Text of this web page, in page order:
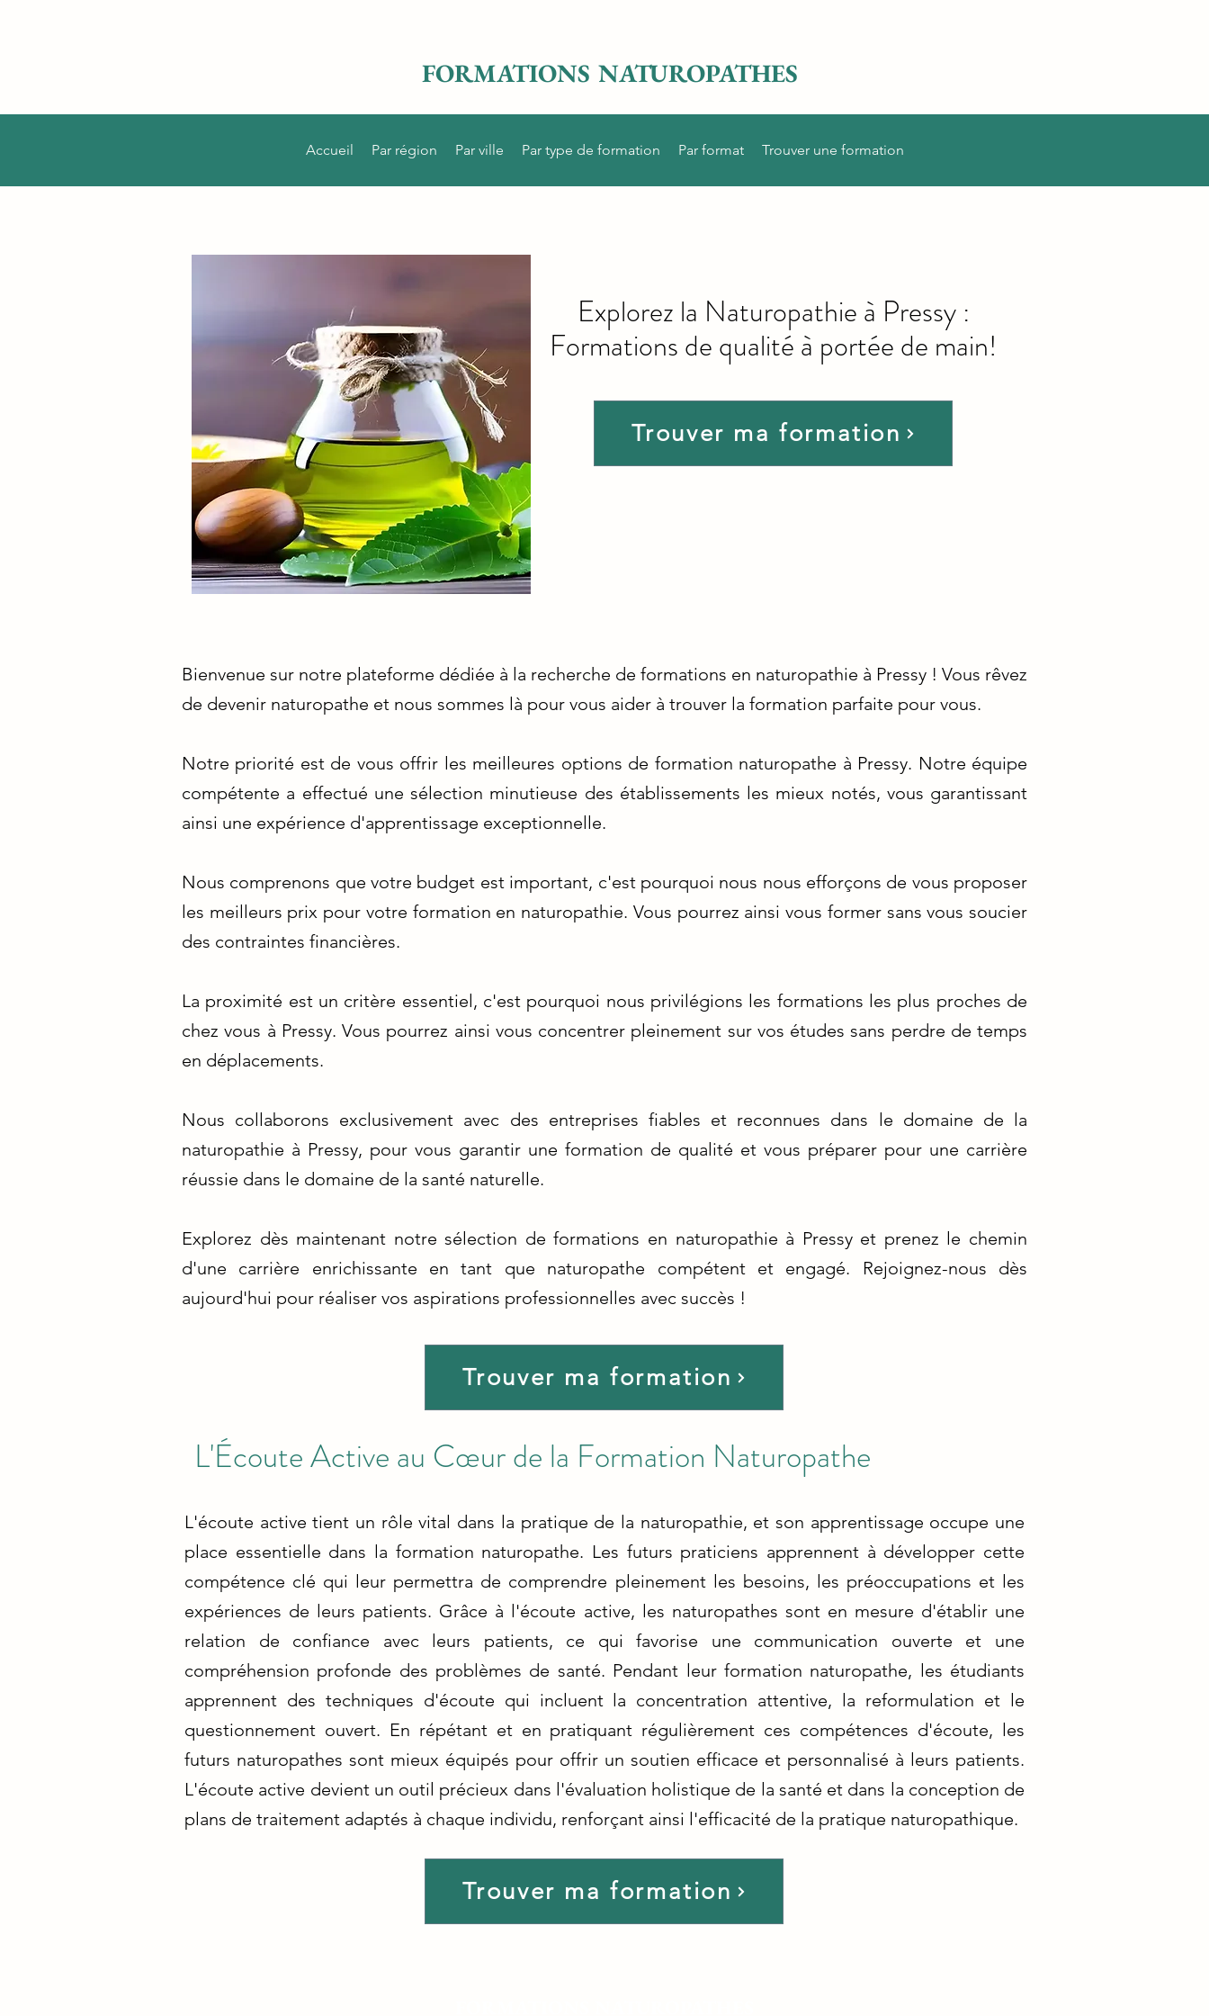
FORMATIONS NATUROPATHES
Accueil Par région Par ville Par type de formation Par format Trouver une formation
Trouver ma formation
Explorez la Naturopathie à Pressy :
Formations de qualité à portée de main!
Bienvenue sur notre plateforme dédiée à la recherche de formations en naturopathie à Pressy ! Vous rêvez
de devenir naturopathe et nous sommes là pour vous aider à trouver la formation parfaite pour vous.
Notre priorité est de vous offrir les meilleures options de formation naturopathe à Pressy. Notre équipe
compétente a effectué une sélection minutieuse des établissements les mieux notés, vous garantissant
ainsi une expérience d'apprentissage exceptionnelle.
Nous comprenons que votre budget est important, c'est pourquoi nous nous efforçons de vous proposer
les meilleurs prix pour votre formation en naturopathie. Vous pourrez ainsi vous former sans vous soucier
des contraintes financières.
La proximité est un critère essentiel, c'est pourquoi nous privilégions les formations les plus proches de
chez vous à Pressy. Vous pourrez ainsi vous concentrer pleinement sur vos études sans perdre de temps
en déplacements.
Nous collaborons exclusivement avec des entreprises fiables et reconnues dans le domaine de la
naturopathie à Pressy, pour vous garantir une formation de qualité et vous préparer pour une carrière
réussie dans le domaine de la santé naturelle.
Explorez dès maintenant notre sélection de formations en naturopathie à Pressy et prenez le chemin
d'une carrière enrichissante en tant que naturopathe compétent et engagé. Rejoignez-nous dès
aujourd'hui pour réaliser vos aspirations professionnelles avec succès !
Trouver ma formation
L'Écoute Active au Cœur de la Formation Naturopathe
L'écoute active tient un rôle vital dans la pratique de la naturopathie, et son apprentissage occupe une
place essentielle dans la formation naturopathe. Les futurs praticiens apprennent à développer cette
compétence clé qui leur permettra de comprendre pleinement les besoins, les préoccupations et les
expériences de leurs patients. Grâce à l'écoute active, les naturopathes sont en mesure d'établir une
relation de confiance avec leurs patients, ce qui favorise une communication ouverte et une
compréhension profonde des problèmes de santé. Pendant leur formation naturopathe, les étudiants
apprennent des techniques d'écoute qui incluent la concentration attentive, la reformulation et le
questionnement ouvert. En répétant et en pratiquant régulièrement ces compétences d'écoute, les
futurs naturopathes sont mieux équipés pour offrir un soutien efficace et personnalisé à leurs patients.
L'écoute active devient un outil précieux dans l'évaluation holistique de la santé et dans la conception de
plans de traitement adaptés à chaque individu, renforçant ainsi l'efficacité de la pratique naturopathique.
Trouver ma formation